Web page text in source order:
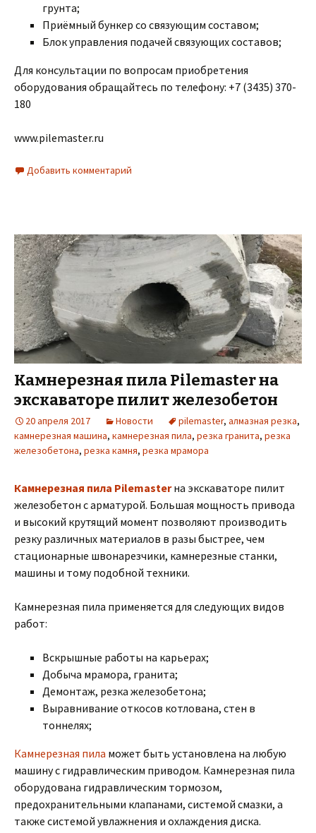
грунта;
Приёмный бункер со связующим составом;
Блок управления подачей связующих составов;
Для консультации по вопросам приобретения
оборудования обращайтесь по телефону: +7 (3435) 370-
180
www.pilemaster.ru
Добавить комментарий
Камнерезная пила Pilemaster на
экскаваторе пилит железобетон
20 апреля 2017 Новости pilemaster, алмазная резка,
камнерезная машина, камнерезная пила, резка гранита, резка
железобетона, резка камня, резка мрамора
Камнерезная пила Pilemasterна экскаваторе пилит
железобетон с арматурой. Большая мощность привода
и высокий крутящий момент позволяют производить
резку различных материалов в разы быстрее, чем
стационарные швонарезчики, камнерезные станки,
машины и тому подобной техники.
Камнерезная пила применяется для следующих видов
работ:
Вскрышные работы на карьерах;
Добыча мрамора, гранита;
Демонтаж, резка железобетона;
Выравнивание откосов котлована, стен в
тоннелях;
Камнерезная пила может быть установлена на любую
машину с гидравлическим приводом. Камнерезная пила
оборудована гидравлическим тормозом,
предохранительными клапанами, системой смазки, а
также системой увлажнения и охлаждения диска.